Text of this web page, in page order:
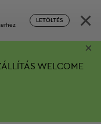
LETÖLTÉS ×
WELCOME
×